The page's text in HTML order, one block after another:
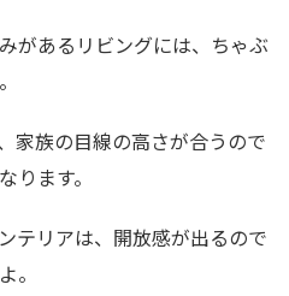
があるリビングには、ちゃぶ
家族の目線の高さが合うので
ります。
テリアは、開放感が出るので
。